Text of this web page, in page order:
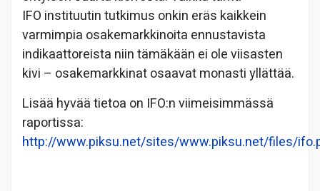
IFO instituutin tutkimus onkin eräs kaikkein
varmimpia osakemarkkinoita ennustavista
indikaattoreista niin tämäkään ei ole viisasten
kivi – osakemarkkinat osaavat monasti yllättää.
Lisää hyvää tietoa on IFO:n viimeisimmässä
raportissa:
http://www.piksu.net/sites/www.piksu.net/files/